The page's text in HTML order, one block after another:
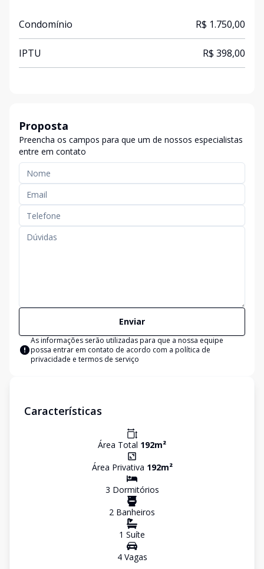
Condomínio R$ 1.750,00
IPTU R$ 398,00
Proposta
Preencha os campos para que um de nossos especialistas
entre em contato
Enviar
As informações serão utilizadas para que a nossa equipe
possa entrar em contato de acordo com a política de
privacidade e termos de serviço
Características
Área Total 192m²
Área Privativa 192m²
3 Dormitórios
2 Banheiros
1 Suíte
4Vagas